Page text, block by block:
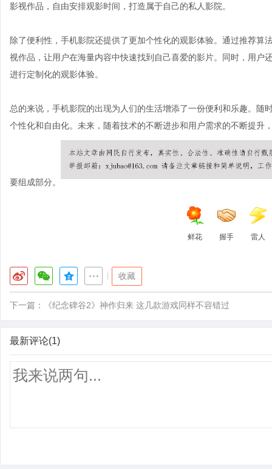
影视作品，自由安排观影时间，打造属于自己的私人影院。
除了便利性，手机影院还提供了更加个性化的观影体验。通过推荐
视作品，让用户在海量内容中快速找到自己喜爱的影片。同时，用户
进行定制化的观影体验。
总的来说，手机影院的出现为人们的生活增添了一份便利和乐趣。
个性化和自由化。未来，随着技术的不断进步和用户需求的不断提升
要组成部分。
鲜花 握手 雷人
收藏
下一篇： 《纪念碑谷2》神作归来 这几款游戏同样不容错过
最新评论(1)